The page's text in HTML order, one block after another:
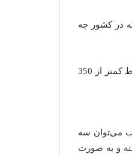
در کشور چه
طبق گزارش مرکز پژوهش‌های مجلس، بیشترین میزان اسقاط سالانه خودرو در سال 93 با اسقاط کمتر از 350
است. بدین ترتیب می‌توان سه
و به صورت